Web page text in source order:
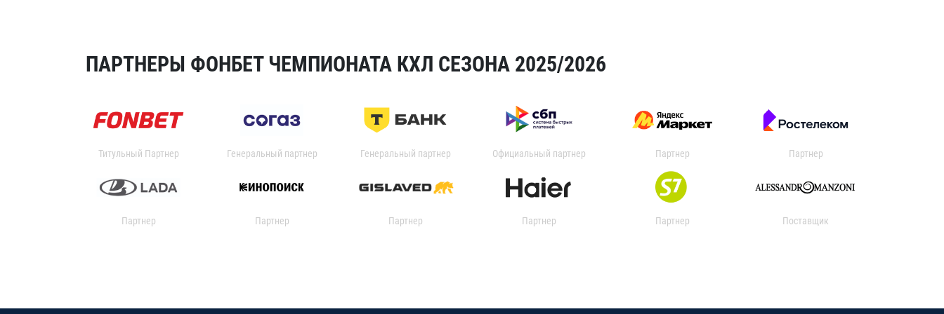
ПАРТНЕРЫ ФОНБЕТ ЧЕМПИОНАТА КХЛ СЕЗОНА 2025/2026
Титульный Партнер Генеральный партнер Генеральный партнер Официальный партнер Партнер Партнер
Партнер Партнер Партнер Партнер Партнер Поставщик